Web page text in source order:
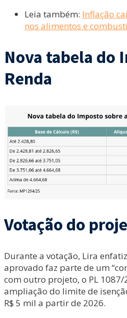
Leia também: Inflação
nos alimentos e
Nova tabela do
Renda
Votação do
Durante a votação, Lira
aprovado faz parte de um
com outro projeto, o PL 1087/
ampliação do limite de
R$ 5 mil a partir de 2026.